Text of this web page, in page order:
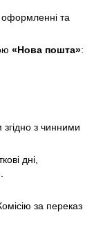
та
«Нова пошта»:
згідно з чинними
дні,
за переказ